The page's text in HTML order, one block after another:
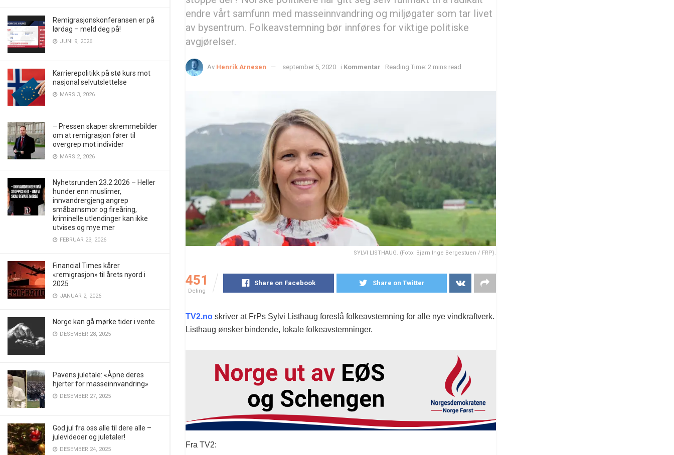
Remigrasjonskonferansen er på
lørdag – meld deg på!
JUNI 9, 2026
Karrierepolitikk på stø kurs mot
nasjonal selvutslettelse
MARS 3, 2026
– Pressen skaper skremmebilder
om at remigrasjon fører til
overgrep mot individer
MARS 2, 2026
Nyhetsrunden 23.2.2026 – Heller
hunder enn muslimer,
innvandrergjeng angrep
småbarnsmor og fireåring,
kriminelle utlendinger kan ikke
utvises og mye mer
FEBRUAR 23, 2026
Financial Times kårer
«remigrasjon» til årets nyord i
2025
JANUAR 2, 2026
Norge kan gå mørke tider i vente
DESEMBER 28, 2025
Pavens juletale: «Åpne deres
hjerter for masseinnvandring»
DESEMBER 27, 2025
God jul fra oss alle til dere alle –
julevideoer og juletaler!
DESEMBER 24, 2025
endre vårt samfunn med masseinnvandring og miljøgater som tar livet
av bysentrum. Folkeavstemning bør innføres for viktige politiske
avgjørelser.
Av Henrik Arnesen september 5, 2020 i Kommentar Reading Time: 2 mins read
SYLVI LISTHAUG. (Foto: Bjørn Inge Bergestuen / FRP).
451
Deling
Share on Facebook Share on Twitter
TV2.no skriver at FrPs Sylvi Listhaug foreslå folkeavstemning for alle nye vindkraftverk.
Listhaug ønsker bindende, lokale folkeavstemninger.
Fra TV2: